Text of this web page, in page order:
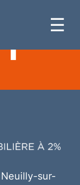
☰
sur-